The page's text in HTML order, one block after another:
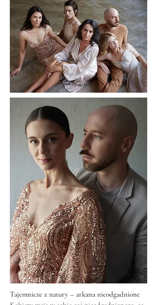
Tajemnicze z natury – arkana nieodgadnione